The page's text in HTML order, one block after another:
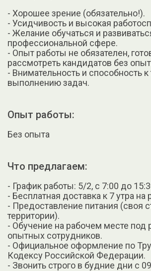
- Хорошее зрение (обязательно!).
- Усидчивость и высокая
- Желание обучаться и
профессиональной сфере.
- Опыт работы не обязателен,
рассмотреть кандидатов без
- Внимательность и способность
выполнению задач.
Опыт работы:
Без опыта
Что предлагаем:
- График работы: 5/2, с 7:00 до
- Бесплатная доставка к 7 утра на
- Предоставление питания (своя
территории).
- Обучение на рабочем месте под
опытных сотрудников.
- Официальное оформление по
Кодексу Российской Федерации.
- Звонить строго в будние дни с